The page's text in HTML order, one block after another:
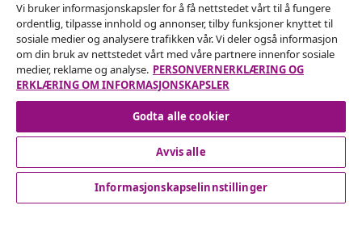
vidaXL
Oppdag mer
Vi bruker informasjonskapsler for å få nettstedet vårt til å fungere
ordentlig, tilpasse innhold og annonser, tilby funksjoner knyttet til
sosiale medier og analysere trafikken vår. Vi deler også informasjon
om din bruk av nettstedet vårt med våre partnere innenfor sosiale
medier, reklame og analyse. PERSONVERNERKLÆRING OG
ERKLÆRING OM INFORMASJONSKAPSLER
Godta alle cookier
Avvis alle
Informasjonskapselinnstillinger